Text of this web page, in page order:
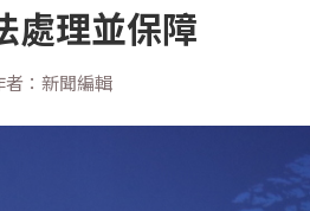
處理並保障
者：新聞編輯